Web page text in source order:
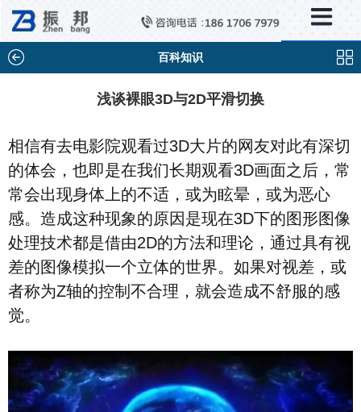
百科知识
浅谈裸眼3D与2D平滑切换
相信有去电影院观看过3D大片的网友对此有深切
的体会，也即是在我们长期观看3D画面之后，常
常会出现身体上的不适，或为眩晕，或为恶心
感。造成这种现象的原因是现在3D下的图形图像
处理技术都是借由2D的方法和理论，通过具有视
差的图像模拟一个立体的世界。如果对视差，或
者称为Z轴的控制不合理，就会造成不舒服的感
觉。
新闻中心
×
行业新闻
问题解答
百科知识